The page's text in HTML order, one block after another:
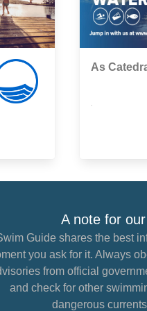
As
A note for
Guide shares the best
you ask for it. Always
from official
and check for other
dangerous